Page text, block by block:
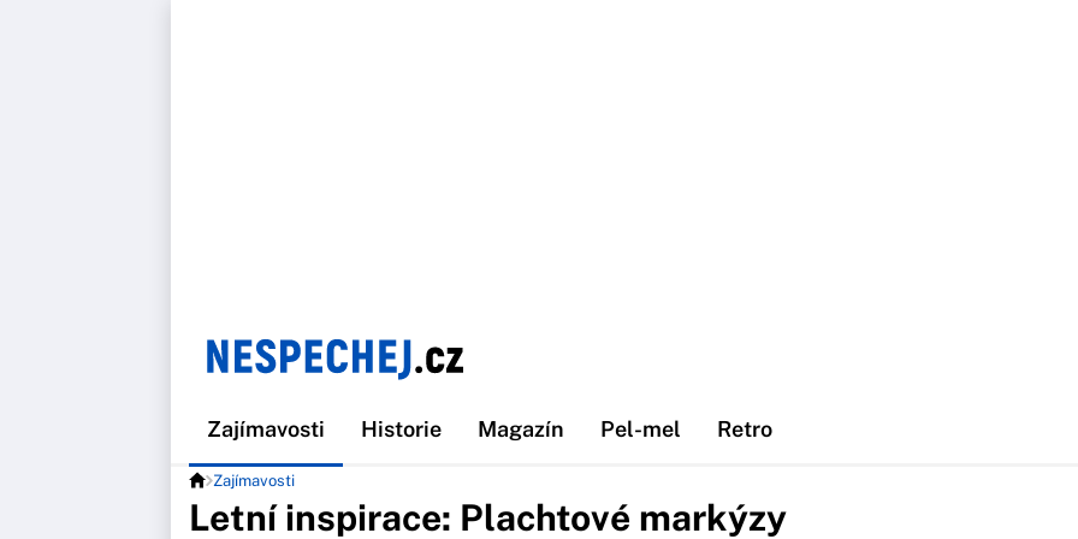
Zajímavosti Historie Magazín Pel-mel Retro
Zajímavosti
Letní inspirace: Plachtové markýzy